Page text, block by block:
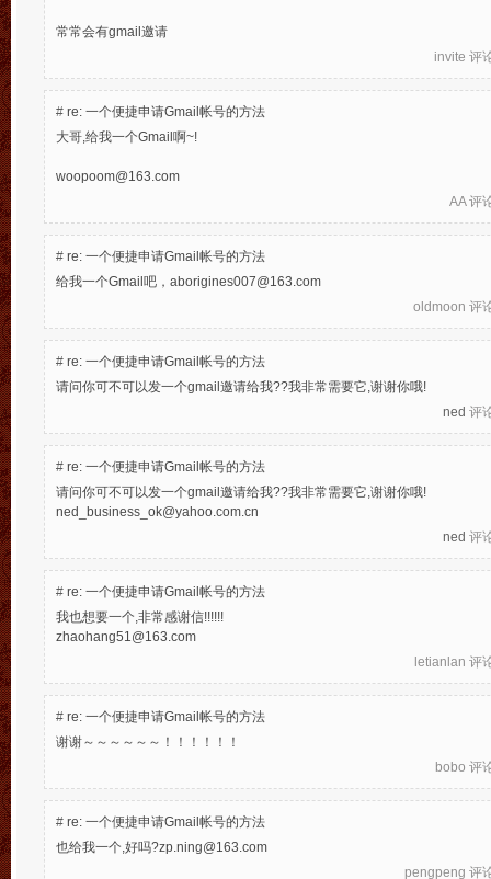
常常会有gmail邀请
invite 评
# re: 一个便捷申请Gmail帐号的方法
大哥,给我一个Gmail啊~!
woopoom@163.com
AA评
# re: 一个便捷申请Gmail帐号的方法
给我一个Gmail吧，aborigines007@163.com
oldmoon 评
# re: 一个便捷申请Gmail帐号的方法
请问你可不可以发一个gmail邀请给我??我非常需要它,谢谢你哦!
ned 评
# re: 一个便捷申请Gmail帐号的方法
请问你可不可以发一个gmail邀请给我??我非常需要它,谢谢你哦!
ned_business_ok@yahoo.com.cn
ned 评
# re: 一个便捷申请Gmail帐号的方法
我也想要一个,非常感谢信!!!!!!
zhaohang51@163.com
letianlan 评
# re: 一个便捷申请Gmail帐号的方法
谢谢～～～～～～！！！！！！
bobo 评
# re: 一个便捷申请Gmail帐号的方法
也给我一个,好吗?zp.ning@163.com
pengpeng 评